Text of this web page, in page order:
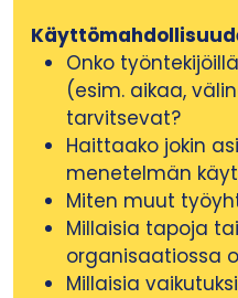
Onko
(esim. aikaa,
tarvitsevat?
Haittaako jokin
menetelmän
Miten muut
Millaisia tapoja
organisaatiossa
Millaisia